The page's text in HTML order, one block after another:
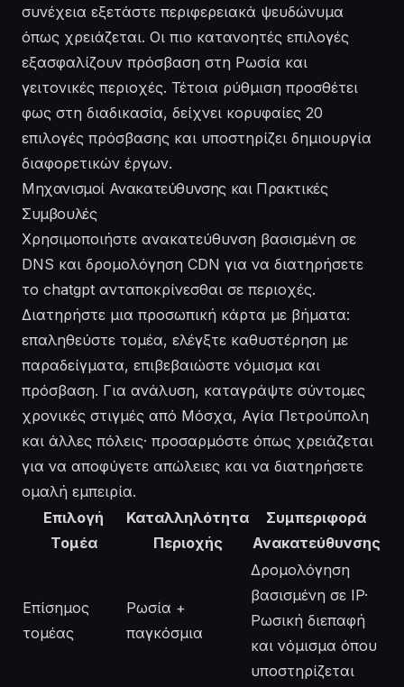
συνέχεια εξετάστε περιφερειακά ψευδώνυμα
όπως χρειάζεται. Οι πιο κατανοητές επιλογές
εξασφαλίζουν πρόσβαση στη Ρωσία και
γειτονικές περιοχές. Τέτοια ρύθμιση προσθέτει
φως στη διαδικασία, δείχνει κορυφαίες 20
επιλογές πρόσβασης και υποστηρίζει δημιουργία
διαφορετικών έργων.
Μηχανισμοί Ανακατεύθυνσης και Πρακτικές
Συμβουλές
Χρησιμοποιήστε ανακατεύθυνση βασισμένη σε
DNS και δρομολόγηση CDN για να διατηρήσετε
το chatgpt ανταποκρίνεσθαι σε περιοχές.
Διατηρήστε μια προσωπική κάρτα με βήματα:
επαληθεύστε τομέα, ελέγξτε καθυστέρηση με
παραδείγματα, επιβεβαιώστε νόμισμα και
πρόσβαση. Για ανάλυση, καταγράψτε σύντομες
χρονικές στιγμές από Μόσχα, Αγία Πετρούπολη
και άλλες πόλεις· προσαρμόστε όπως χρειάζεται
για να αποφύγετε απώλειες και να διατηρήσετε
ομαλή εμπειρία.
Επιλογή
Τομέα
Καταλληλότητα
Περιοχής
Συμπεριφορά
Ανακατεύθυνσης
Επίσημος
τομέας
Ρωσία +
παγκόσμια
Δρομολόγηση
βασισμένη σε IP·
Ρωσική διεπαφή
και νόμισμα όπου
υποστηρίζεται